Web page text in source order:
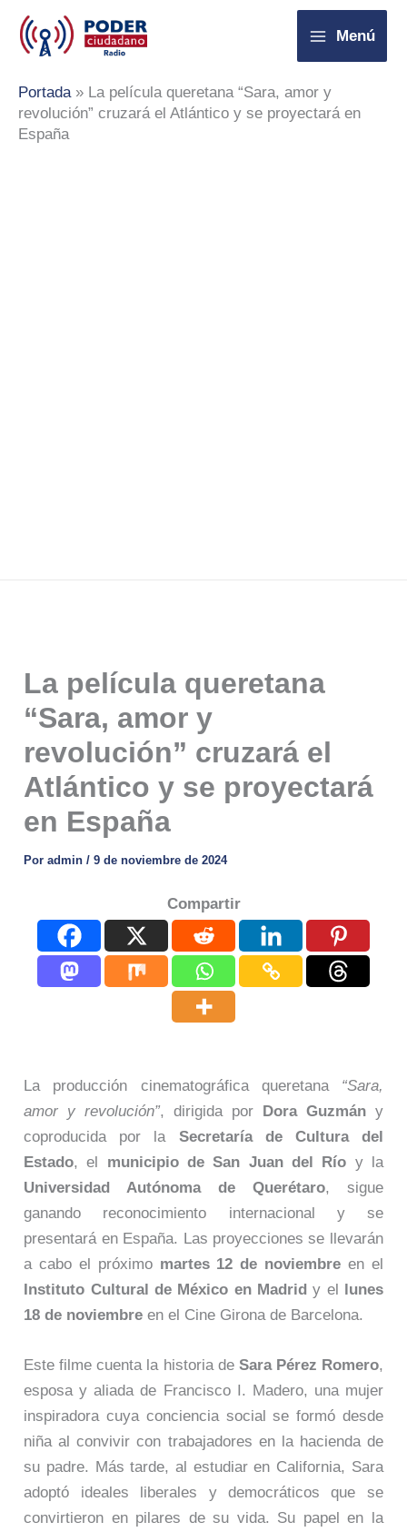
contenido
Menú
Portada» La película queretana “Sara, amor y
revolución” cruzará el Atlántico y se proyectará en
España
La película queretana
“Sara, amor y
revolución” cruzará el
Atlántico y se proyectará
en España
Poradmin/9 de noviembre de 2024
Compartir
La producción cinematográfica queretana “Sara,
amor y revolución”, dirigida por Dora Guzmány
coproducida por la Secretaría de Cultura del
Estado, el municipio de San Juan del Río y la
Universidad Autónoma de Querétaro, sigue
ganando reconocimiento internacional y se
presentará en España. Las proyecciones se llevarán
a cabo el próximo martes 12 de noviembre en el
Instituto Cultural de México en Madridy el lunes
18 de noviembre en el Cine Girona de Barcelona.
Este filme cuenta la historia de Sara Pérez Romero,
esposa y aliada de Francisco I. Madero, una mujer
inspiradora cuya conciencia social se formó desde
niña al convivir con trabajadores en la hacienda de
su padre. Más tarde, al estudiar en California, Sara
adoptó ideales liberales y democráticos que se
convirtieron en pilares de su vida. Su papel en la